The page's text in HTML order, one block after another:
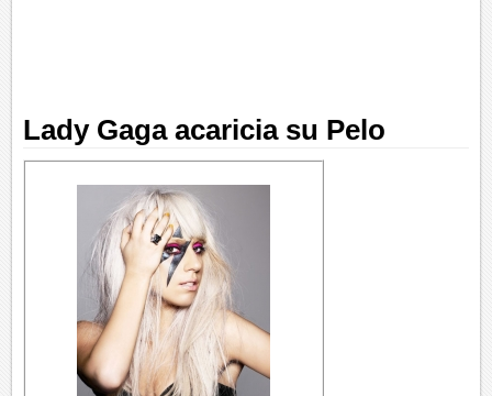
Lady Gaga acaricia su Pelo